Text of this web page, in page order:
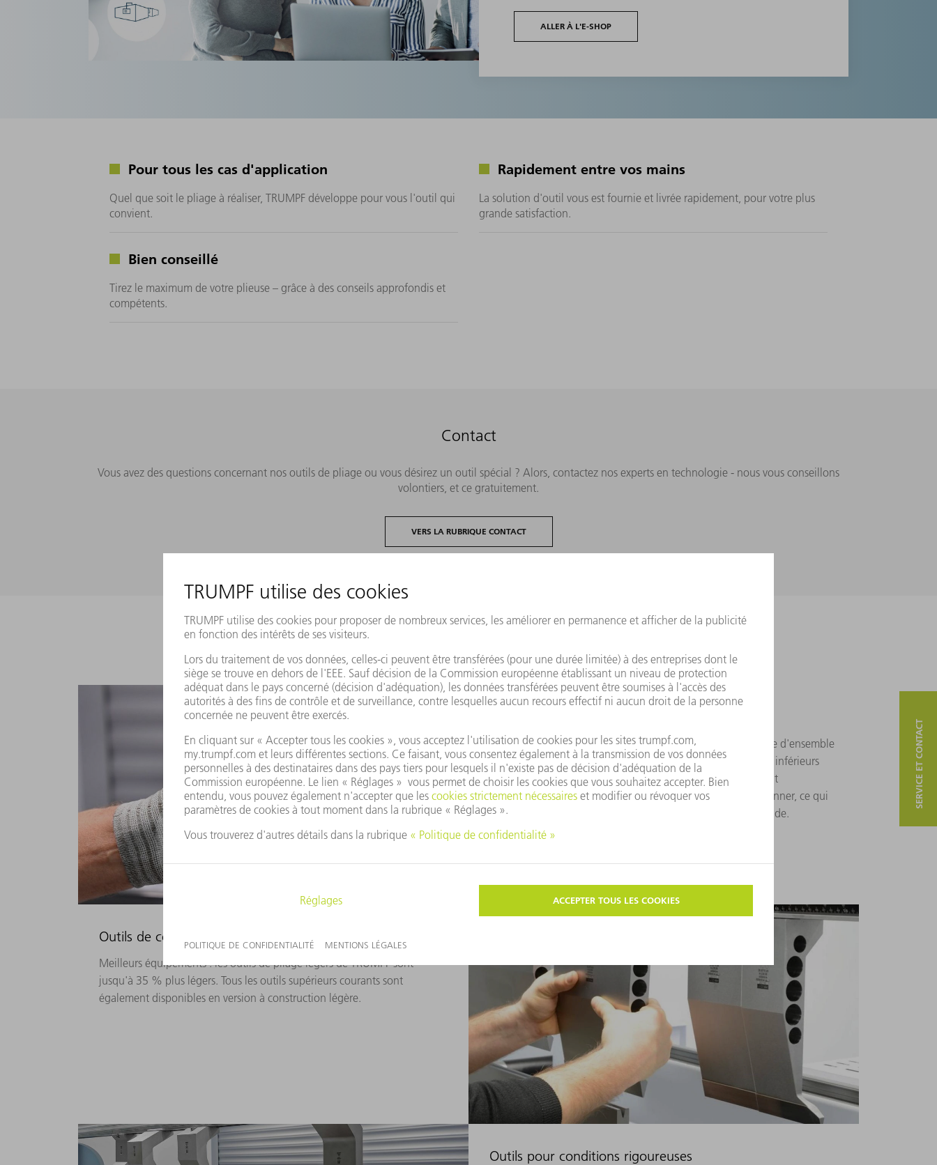
ALLER À L'E-SHOP
Pour tous les cas d'application
Quel que soit le pliage à réaliser, TRUMPF développe pour vous l'outil qui
convient.
Rapidement entre vos mains
La solution d'outil vous est fournie et livrée rapidement, pour votre plus
grande satisfaction.
Bien conseillé
Tirez le maximum de votre plieuse – grâce à des conseils approfondis et
compétents.
Contact
Vous avez des questions concernant nos outils de pliage ou vous désirez un outil spécial ? Alors, contactez nos experts en technologie - nous vous conseillons
volontiers, et ce gratuitement.
VERS LA RUBRIQUE CONTACT
Des outils de pliage pour tous les usages
Tous les outils de pliage TRUMPF sont disponibles sous forme d'ensemble
ou de pièces partielles. Avec plus de 150 outils supérieurs et inférieurs
différents en stock, de nombreuses géométries de pièces sont
possibles. Le code Data Matrix peut être lu facilement au scanner, ce qui
permet d'entrer automatiquement les outils dans la commande.
Outils de construction légère
Meilleurs équipements : les outils de pliage légers de TRUMPF sont
jusqu'à 35 % plus légers. Tous les outils supérieurs courants sont
également disponibles en version à construction légère.
Outils pour conditions rigoureuses
SERVICE ET CONTACT